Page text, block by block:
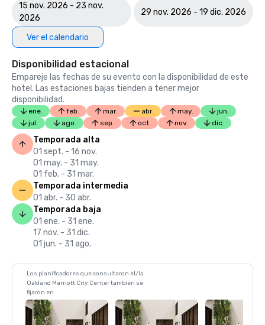
15 nov. 2026 - 23 nov.
2026
29 nov. 2026 - 19 dic. 2026
Ver el calendario
Disponibilidad estacional
Empareje las fechas de su evento con la disponibilidad de este
hotel. Las estaciones bajas tienden a tener mejor
disponibilidad.
ene. feb. mar. abr. may.
jun.
jul.
ago. sep. oct. nov. dic.
Temporada alta
01 sept. - 16 nov.
01 may. - 31 may.
01 feb. - 31 mar.
Temporada intermedia
01 abr. - 30 abr.
Temporada baja
01 ene. - 31 ene.
17 nov. - 31 dic.
01 jun. - 31 ago.
Los planificadores que consultaron el/la
Oakland Marriott City Center también se
fijaron en